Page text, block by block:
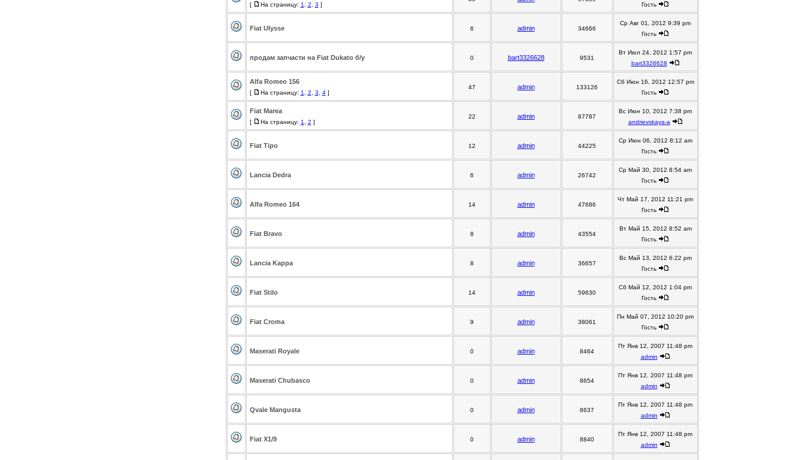
[ На страницу: 1 2 3 ]
Гость
Fiat Ulysse 6 admin 34666
Ср Авг 01, 2012 9:39 pm
Гость
продам запчасти на Fiat Dukato б/у 0 bart3326628 9531
Вт Июл 24, 2012 1:57 pm
bart3326628
Alfa Romeo 156
[ На страницу: 1 2 3 4]
47 admin 133126
Сб Июн 16, 2012 12:57 pm
Гость
Fiat Marea
[ На страницу: 1 2 ]
22 admin 87787
Вс Июн 10, 2012 7:38 pm
andrievskaya-a
Fiat Tipo 12 admin 44225
Ср Июн 06, 2012 8:12 am
Гость
Lancia Dedra 6 admin 26742
Ср Май 30, 2012 8:54 am
Гость
Alfa Romeo 164 14 admin 47686
Чт Май 17, 2012 11:21 pm
Гость
Fiat Bravo 8 admin 43554
Вт Май 15, 2012 8:52 am
Гость
Lancia Kappa 8 admin 36657
Вс Май 13, 2012 6:22 pm
Гость
Fiat Stilo 14 admin 59630
Сб Май 12, 2012 1:04 pm
Гость
Fiat Croma 9 admin 38061
Пн Май 07, 2012 10:20 pm
Гость
Maserati Royale 0 admin 8464
Пт Янв 12, 2007 11:48 pm
admin
Maserati Chubasco 0 admin 8654
Пт Янв 12, 2007 11:48 pm
admin
Qvale Mangusta 0 admin 8637
Пт Янв 12, 2007 11:48 pm
admin
Fiat X1/9 0 admin 8840
Пт Янв 12, 2007 11:48 pm
admin